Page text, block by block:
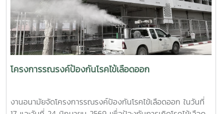
มหาวิทยาลัยไทย ที่มุ่งสร้างบุคลากรผู้ดูแลนิสิตให้มีความพร้อม
ทั้งด้านความรู้ ทักษะ และหัวใจที่เข้าใจ เพื่อให้นิสิตทุกคนสามารถ
เรียนรู้และใช้ชีวิตในรั้วมหาวิทยาลัยได้อย่างมีความสุขและยั่งยืน
ทั้งนี้ โครงการดังกล่าวได้รับงบประมาณสนับสนุนจากที่ประชุม
อธิการบดีแห่งประเทศไทย เอื้อเฟื้อสถานที่โดยมหาวิทยาลัย
เกษตรศาสตร์
โลหิต จำนวน 125 คน ผ่านเกณฑ์สามารถบริจาคโลหิตได้ จำนวน
72 คน (32,400 CC.)
โครงการรณรงค์ป้องกันโรคไข้เลือดออก
งานอนามัยจัดโครงการรณรงค์ป้องกันโรคไข้เลือดออก ในวันที่